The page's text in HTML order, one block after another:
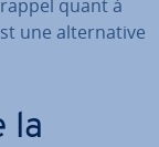
quant à
une al­ter­na­tive
la